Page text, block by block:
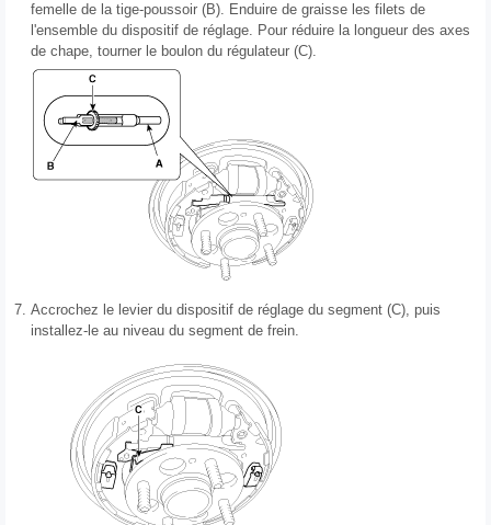
femelle de la tige-poussoir (B). Enduire de graisse les filets de
l'ensemble du dispositif de réglage. Pour réduire la longueur des axes
de chape, tourner le boulon du régulateur (C).
7. Accrochez le levier du dispositif de réglage du segment (C), puis
installez-le au niveau du segment de frein.